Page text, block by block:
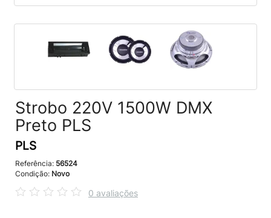
Strobo 220V 1500W DMX
Preto PLS
PLS
Referência: 56524
Condição: Novo
0 avaliações